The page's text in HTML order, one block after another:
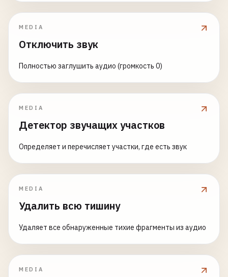
MEDIA
Отключить звук
Полностью заглушить аудио (громкость 0)
MEDIA
Детектор звучащих участков
Определяет и перечисляет участки, где есть звук
MEDIA
Удалить всю тишину
Удаляет все обнаруженные тихие фрагменты из аудио
MEDIA